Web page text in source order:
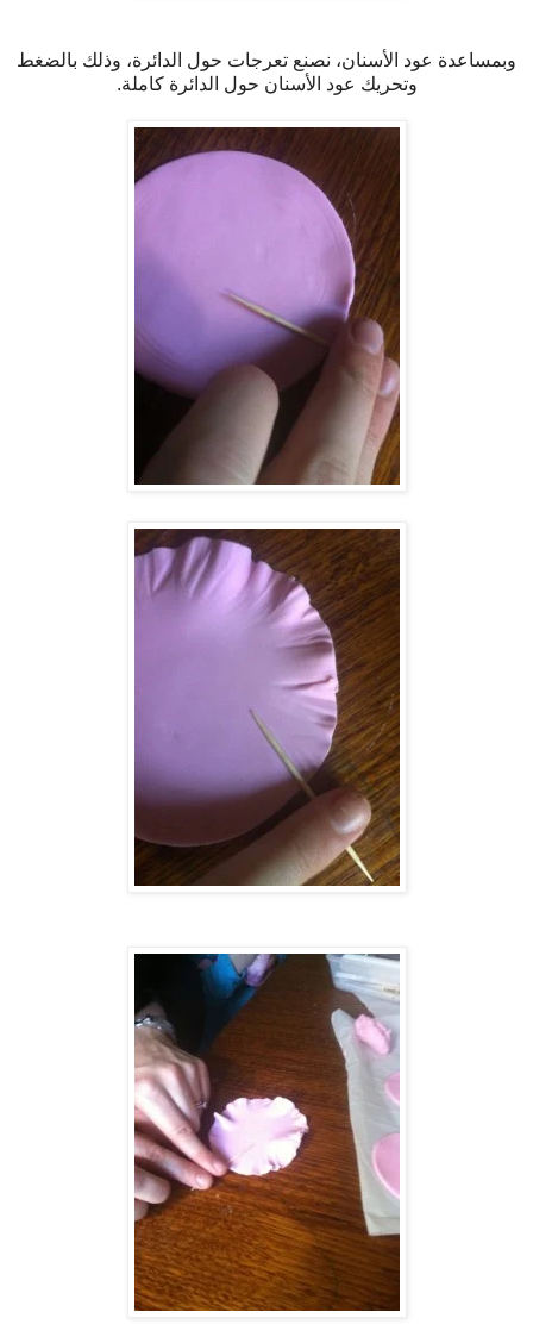
وبمساعدة عود الأسنان، نصنع تعرجات حول الدائرة، وذلك بالضغط
وتحريك عود الأسنان حول الدائرة كاملة.